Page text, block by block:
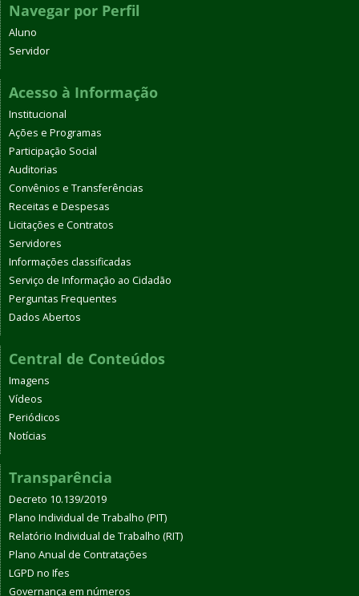
Navegar por Perfil
Aluno
Servidor
Acesso à Informação
Institucional
Ações e Programas
Participação Social
Auditorias
Convênios e Transferências
Receitas e Despesas
Licitações e Contratos
Servidores
Informações classificadas
Serviço de Informação ao Cidadão
Perguntas Frequentes
Dados Abertos
Central de Conteúdos
Imagens
Vídeos
Periódicos
Notícias
Transparência
Decreto 10.139/2019
Plano Individual de Trabalho (PIT)
Relatório Individual de Trabalho (RIT)
Plano Anual de Contratações
LGPD no Ifes
Governança em números